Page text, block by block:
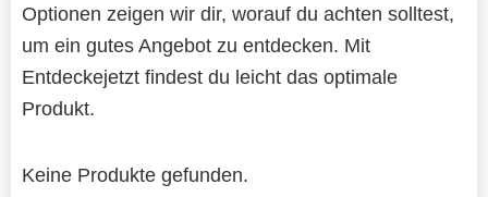
Optionen zeigen wir dir, worauf du achten solltest,
um ein gutes Angebot zu entdecken. Mit
Entdeckejetzt findest du leicht das optimale
Produkt.
Keine Produkte gefunden.